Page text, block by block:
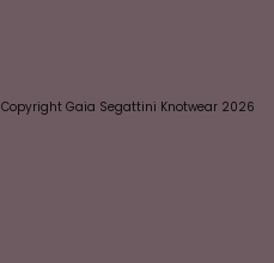
Copyright Gaia Segattini Knotwear 2026